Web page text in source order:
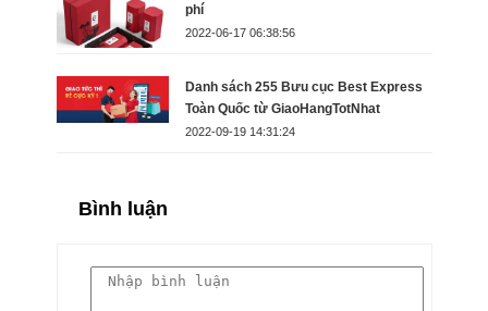
phí
2022-06-17 06:38:56
Danh sách 255 Bưu cục Best Express
Toàn Quốc từ GiaoHangTotNhat
2022-09-19 14:31:24
Bình luận